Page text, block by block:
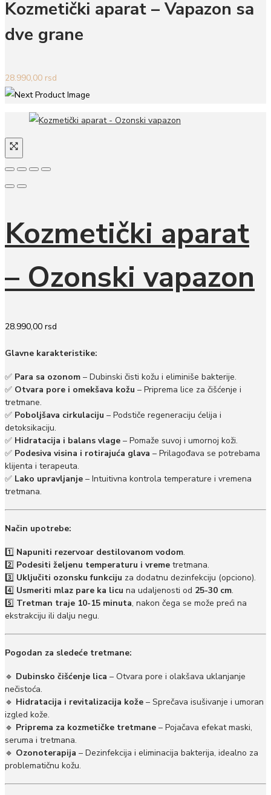
Kozmetički aparat – Vapazon sa
dve grane
28.990,00 rsd
Kozmetički aparat
– Ozonski vapazon
28.990,00 rsd
Glavne karakteristike:
✅ Para sa ozonom – Dubinski čisti kožu i eliminiše bakterije.
✅ Otvara pore i omekšava kožu – Priprema lice za čišćenje i
tretmane.
✅ Poboljšava cirkulaciju – Podstiče regeneraciju ćelija i
detoksikaciju.
✅ Hidratacija i balans vlage – Pomaže suvoj i umornoj koži.
✅ Podesiva visina i rotirajuća glava – Prilagođava se potrebama
klijenta i terapeuta.
✅ Lako upravljanje – Intuitivna kontrola temperature i vremena
tretmana.
Način upotrebe:
1️⃣ Napuniti rezervoar destilovanom vodom.
2️⃣ Podesiti željenu temperaturu i vreme tretmana.
3️⃣ Uključiti ozonsku funkciju za dodatnu dezinfekciju (opciono).
4️⃣ Usmeriti mlaz pare ka licu na udaljenosti od 25-30 cm.
5️⃣ Tretman traje 10-15 minuta, nakon čega se može preći na
ekstrakciju ili dalju negu.
Pogodan za sledeće tretmane:
🔹 Dubinsko čišćenje lica – Otvara pore i olakšava uklanjanje
nečistoća.
🔹 Hidratacija i revitalizacija kože – Sprečava isušivanje i umoran
izgled kože.
🔹 Priprema za kozmetičke tretmane – Pojačava efekat maski,
seruma i tretmana.
🔹 Ozonoterapija – Dezinfekcija i eliminacija bakterija, idealno za
problematičnu kožu.